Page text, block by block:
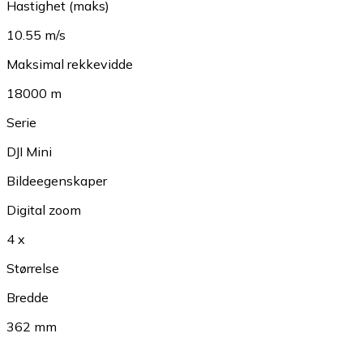
Hastighet (maks)
10.55 m/s
Maksimal rekkevidde
18000 m
Serie
DJI Mini
Bildeegenskaper
Digital zoom
4 x
Størrelse
Bredde
362 mm